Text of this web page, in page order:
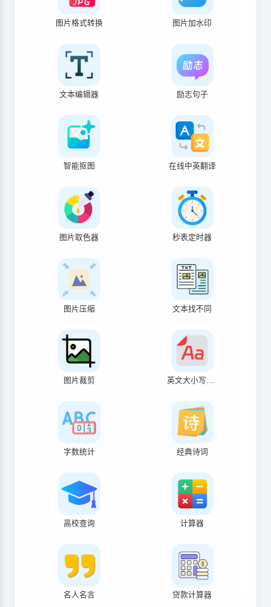
图片格式转换 图片加水印
文本编辑器 励志句子
智能抠图 在线中英翻译
图片取色器 秒表定时器
图片压缩 文本找不同
图片裁剪 英文大小写转换
字数统计 经典诗词
高校查询 计算器
名人名言 贷款计算器